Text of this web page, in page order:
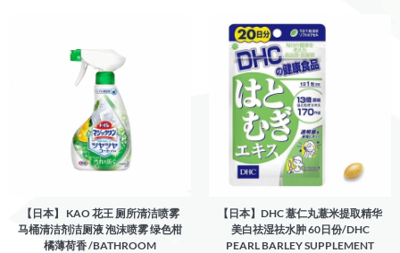
【日本】 KAO 花王 厕所清洁喷雾
马桶清洁剂洁厕液 泡沫喷雾 绿色柑
橘薄荷香 /BATHROOM
【日本】DHC 薏仁丸薏米提取精华
美白祛湿祛水肿 60日份/DHC
PEARL BARLEY SUPPLEMENT